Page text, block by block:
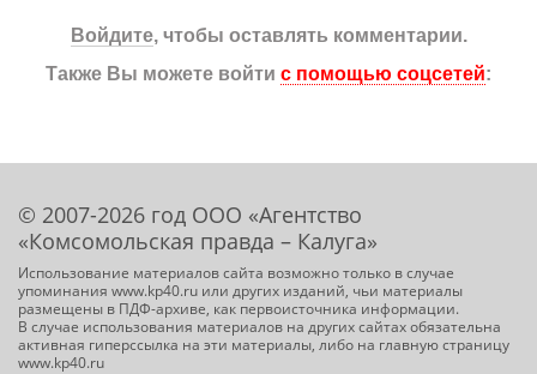
Войдите, чтобы оставлять комментарии.
Также Вы можете войти с помощью соцсетей:
© 2007-2026 год ООО «Агентство
«Комсомольская правда – Калуга»
Использование материалов сайта возможно только в случае
упоминания www.kp40.ru или других изданий, чьи материалы
размещены в ПДФ-архиве, как первоисточника информации.
В случае использования материалов на других сайтах обязательна
активная гиперссылка на эти материалы, либо на главную страницу
www.kp40.ru